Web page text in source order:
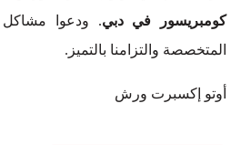
كومبريسور في دبي. ودعوا مشاكل
المتخصصة والتزامنا بالتميز.
أوتو إكسبرت ورش